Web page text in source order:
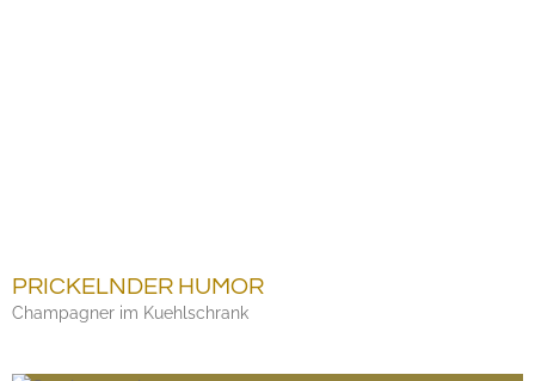
PRICKELNDER HUMOR
Champagner im Kuehlschrank